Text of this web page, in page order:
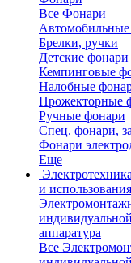
Все Фонари
Брелки, ручки
Детские фонари
Кемпинговые
Налобные
Прожекторные
Ручные фонари
Спец. фонари,
Фонари
Еще
Электротехника
и
аппаратура
Все